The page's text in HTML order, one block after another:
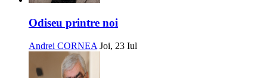
Odiseu printre noi
Andrei CORNEA Joi, 23 Iul